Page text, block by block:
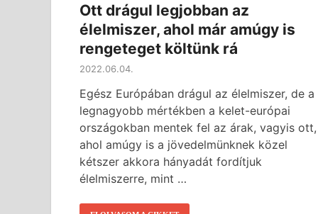
Ott drágul legjobban az
élelmiszer, ahol már amúgy is
rengeteget költünk rá
2022.06.04.
Egész Európában drágul az élelmiszer, de a
legnagyobb mértékben a kelet-európai
országokban mentek fel az árak, vagyis ott,
ahol amúgy is a jövedelmünknek közel
kétszer akkora hányadát fordítjuk
élelmiszerre, mint …